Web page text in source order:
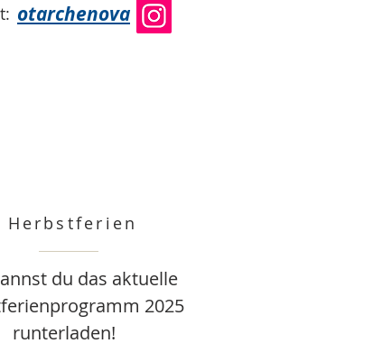
otarchenova
du das aktuelle
2025
runterladen!